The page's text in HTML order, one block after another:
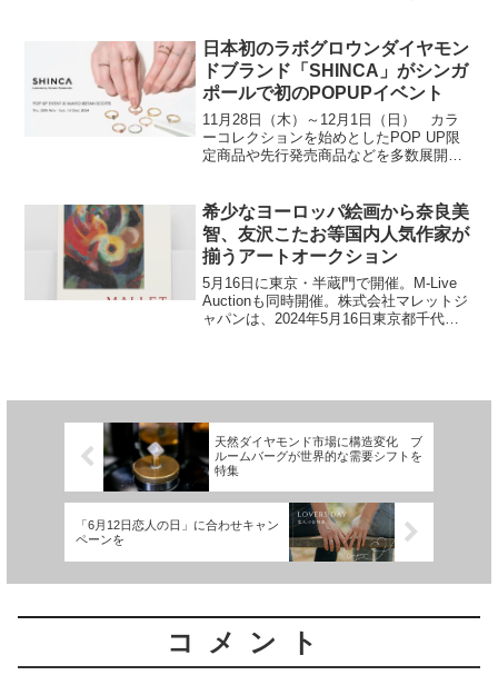
「Let’s trea...
日本初のラボグロウンダイヤモン
ドブランド「SHINCA」がシンガ
ポールで初のPOPUPイベント
11月28日（木）～12月1日（日） カラ
ーコレクションを始めとしたPOP UP限
定商品や先行発売商品などを多数展開株
る、ラボグロウンダイヤモンドジュエリ
ーブランド「...
希少なヨーロッパ絵画から奈良美
智、友沢こたお等国内人気作家が
揃うアートオークション
5月16日に東京・半蔵門で開催。M-Live
Auctionも同時開催。株式会社マレットジ
ャパンは、2024年5月16日東京都千代田
天然ダイヤモンド市場に構造変化 ブ
ルームバーグが世界的な需要シフトを
特集
「6月12日恋人の日」に合わせキャン
ペーンを
コメント